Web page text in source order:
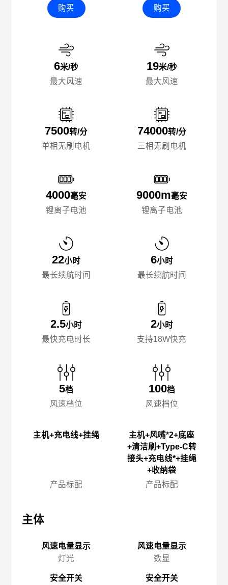
购买
6米/秒
最大风速
7500转/分
单相无刷电机
4000毫安
锂离子电池
22小时
最长续航时间
2.5小时
最快充电时长
5档
风速档位
主机+充电线+挂绳
产品标配
主体
风速电量显示
灯光
安全开关
购买
19米/秒
最大风速
74000转/分
三相无刷电机
9000m毫安
锂离子电池
6小时
最长续航时间
2小时
支持18W快充
100档
风速档位
主机+风嘴*2+底座
+清洁刷+Type-C转
接头+充电线*+挂绳
+收纳袋
产品标配
风速电量显示
数显
安全开关